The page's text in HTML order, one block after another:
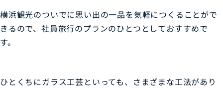
横浜観光のついでに思い出の一品を気軽につくることがで
きるので、社員旅行のプランのひとつとしておすすめで
す。
ひとくちにガラス工芸といっても、さまざまな工法があり